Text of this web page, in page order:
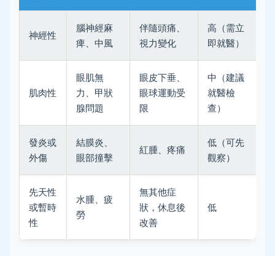
神經性
腦神經麻
痺、中風
伴隨頭痛、
視力變化
高（需立
即就醫）
肌肉性
眼肌無
力、甲狀
腺問題
眼皮下垂、
眼球運動受
限
中（建議
就醫檢
查）
發炎或
外傷
結膜炎、
眼部撞擊
紅腫、疼痛
低（可先
觀察）
先天性
或暫時
性
水腫、疲
勞
無其他症
狀，休息後
改善
低